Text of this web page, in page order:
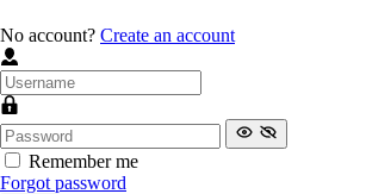
No account? Create an account
Remember me
Forgot password